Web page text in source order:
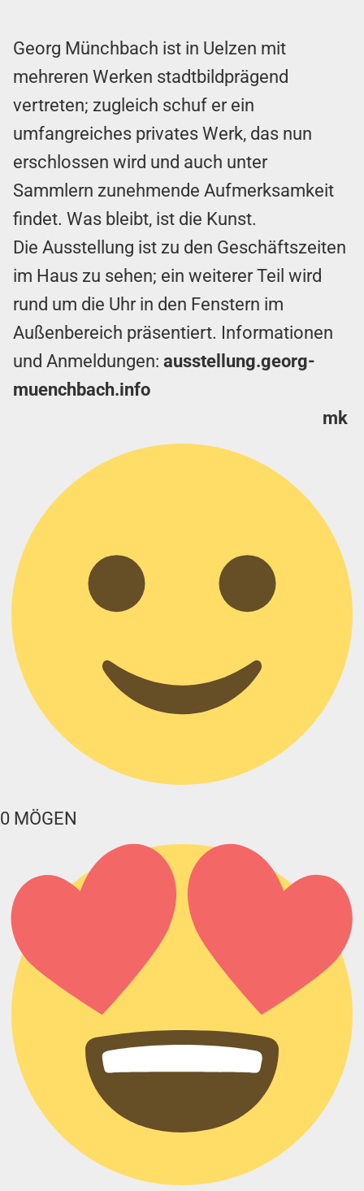
Georg Münchbach ist in Uelzen mit
mehreren Werken stadtbildprägend
vertreten; zugleich schuf er ein
umfangreiches privates Werk, das nun
erschlossen wird und auch unter
Sammlern zunehmende Aufmerksamkeit
findet. Was bleibt, ist die Kunst.
Die Ausstellung ist zu den Geschäftszeiten
im Haus zu sehen; ein weiterer Teil wird
rund um die Uhr in den Fenstern im
Außenbereich präsentiert. Informationen
und Anmeldungen: ausstellung.georg-
muenchbach.info
mk
0 MÖGEN